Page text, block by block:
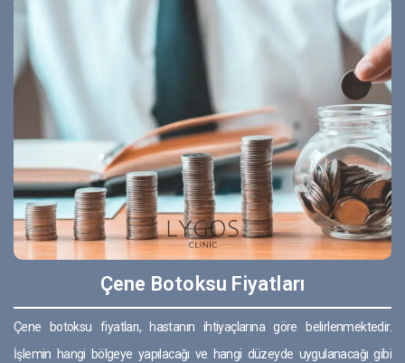
Çene Botoksu Fiyatları
Çene botoksu fiyatları, hastanın ihtiyaçlarına göre belirlenmektedir.
İşlemin hangi bölgeye yapılacağı ve hangi düzeyde uygulanacağı gibi